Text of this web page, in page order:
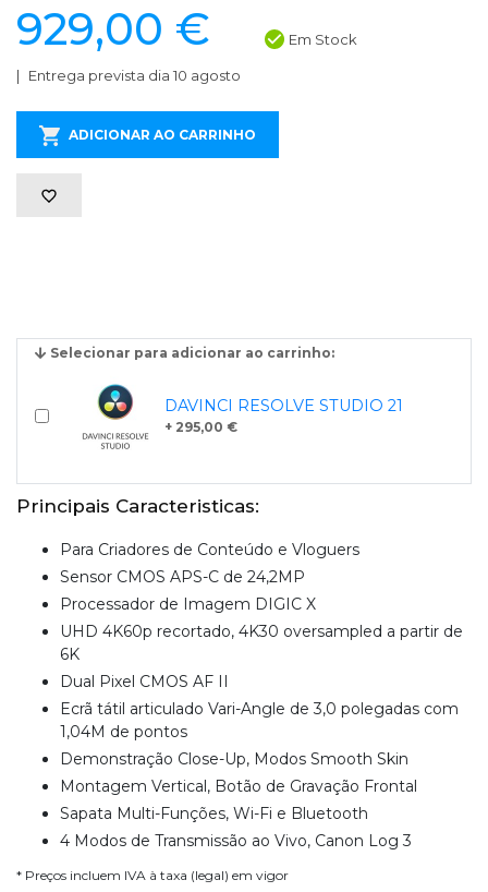
929,00 € Em Stock
Entrega prevista dia 10 agosto
ADICIONAR AO CARRINHO
Selecionar para adicionar ao carrinho:
DAVINCI RESOLVE STUDIO 21
+ 295,00 €
Principais Caracteristicas:
Para Criadores de Conteúdo e Vloguers
Sensor CMOS APS-C de 24,2MP
Processador de Imagem DIGIC X
UHD 4K60p recortado, 4K30 oversampled a partir de
6K
Dual Pixel CMOS AF II
Ecrã tátil articulado Vari-Angle de 3,0 polegadas com
1,04M de pontos
Demonstração Close-Up, Modos Smooth Skin
Montagem Vertical, Botão de Gravação Frontal
Sapata Multi-Funções, Wi-Fi e Bluetooth
4 Modos de Transmissão ao Vivo, Canon Log 3
* Preços incluem IVA à taxa (legal) em vigor